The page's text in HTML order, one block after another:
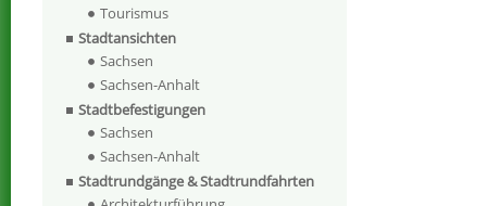
Tourismus
Stadtansichten
Sachsen
Sachsen-Anhalt
Stadtbefestigungen
Sachsen
Sachsen-Anhalt
Stadtrundgänge & Stadtrundfahrten